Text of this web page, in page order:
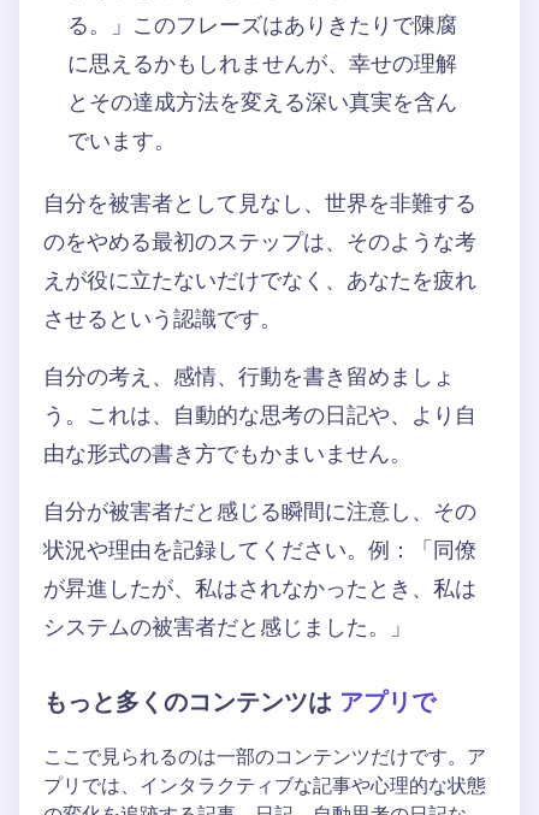
る。」このフレーズはありきたりで陳腐
に思えるかもしれませんが、幸せの理解
とその達成方法を変える深い真実を含ん
でいます。
自分を被害者として見なし、世界を非難する
のをやめる最初のステップは、そのような考
えが役に立たないだけでなく、あなたを疲れ
させるという認識です。
自分の考え、感情、行動を書き留めましょ
う。これは、自動的な思考の日記や、より自
由な形式の書き方でもかまいません。
自分が被害者だと感じる瞬間に注意し、その
状況や理由を記録してください。例：「同僚
が昇進したが、私はされなかったとき、私は
システムの被害者だと感じました。」
もっと多くのコンテンツは アプリで
ここで見られるのは一部のコンテンツだけです。ア
プリでは、インタラクティブな記事や心理的な状態